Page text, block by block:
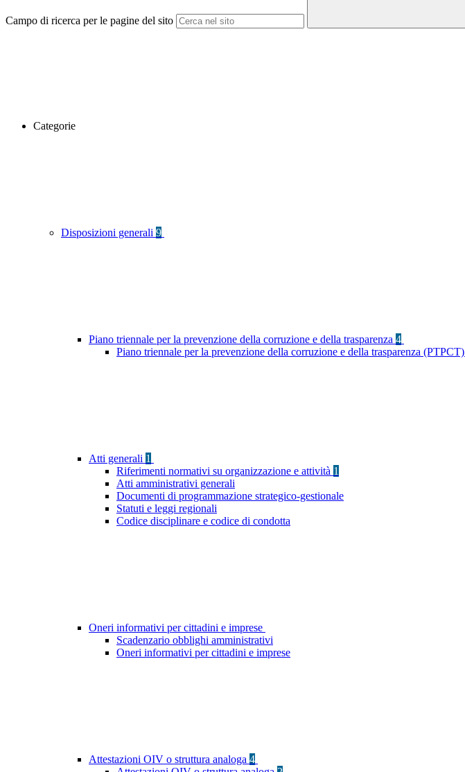
Campo di ricerca per le pagine del sito
Categorie
Disposizioni generali 9
Piano triennale per la prevenzione della corruzione e della trasparenza 4
Piano triennale per la prevenzione della corruzione e della trasparenza (PTPCT)
Atti generali 1
Riferimenti normativi su organizzazione e attività 1
Atti amministrativi generali
Documenti di programmazione strategico-gestionale
Statuti e leggi regionali
Codice disciplinare e codice di condotta
Oneri informativi per cittadini e imprese
Scadenzario obblighi amministrativi
Oneri informativi per cittadini e imprese
Attestazioni OIV o struttura analoga 4